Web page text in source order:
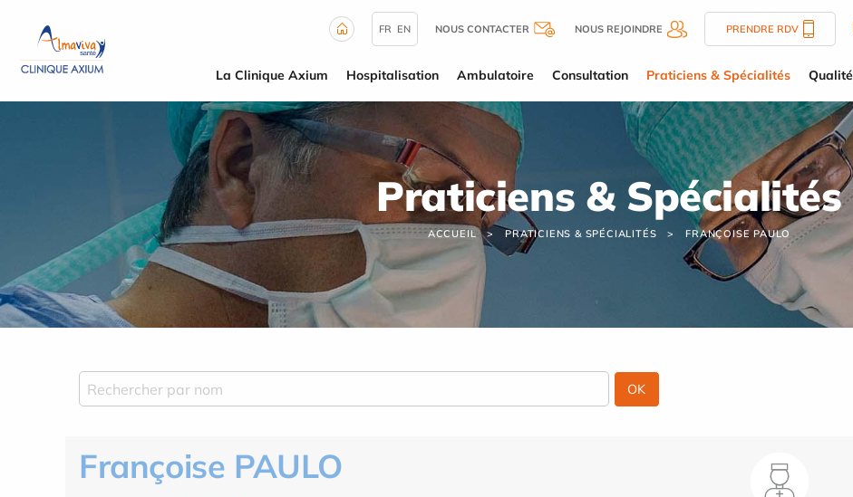
FR EN NOUS CONTACTER NOUS REJOINDRE PRENDRE RDV
La Clinique Axium Hospitalisation Ambulatoire Consultation Praticiens & Spécialités Qualité
Praticiens & Spécialités
ACCUEIL PRATICIENS & SPÉCIALITÉS FRANÇOISE PAULO
Françoise PAULO